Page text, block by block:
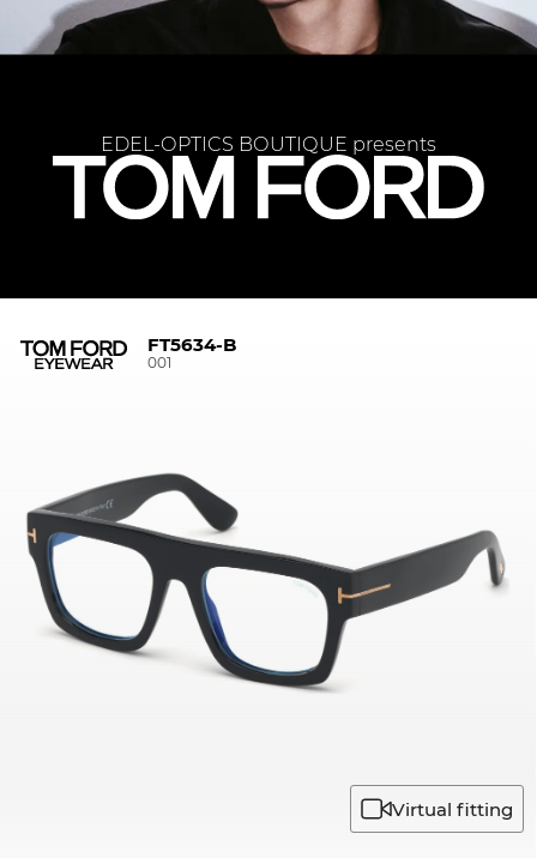
EDEL-OPTICS BOUTIQUE presents
FT5634-B
001
Virtual fitting